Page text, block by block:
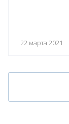
22 марта 2021